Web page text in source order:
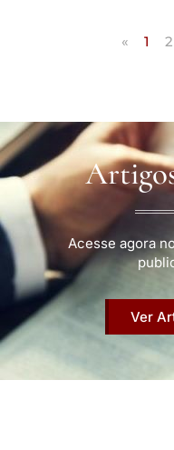
« 1 2
Acesse agora
Ver